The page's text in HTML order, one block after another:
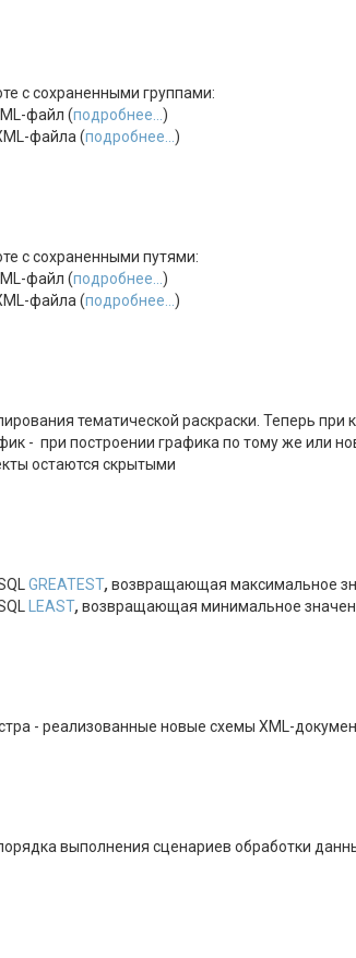
с сохраненными группами:
файл (подробнее... )
файла (подробнее... )
с сохраненными путями:
файл (подробнее... )
файла (подробнее... )
тематической раскраски. Теперь при
- при построении графика по тому же или
остаются скрытыми
GREATEST, возвращающая максимальное
LEAST, возвращающая минимальное
- реализованные новые схемы XML-
выполнения сценариев обработки